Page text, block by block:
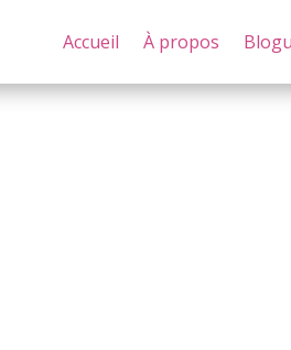
Accueil À propos